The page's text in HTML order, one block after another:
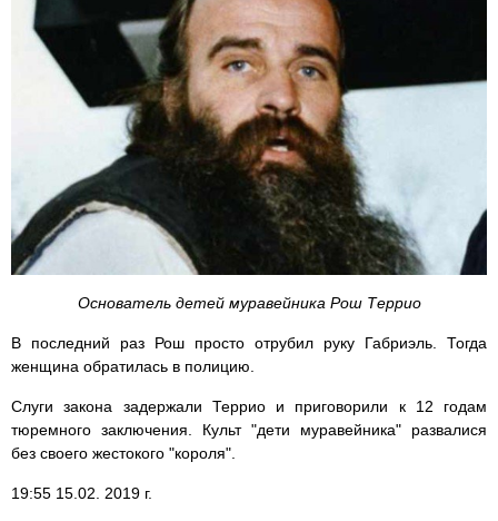
Основатель детей муравейника Рош Террио
В последний раз Рош просто отрубил руку Габриэль. Тогда
женщина обратилась в полицию.
Слуги закона задержали Террио и приговорили к 12 годам
тюремного заключения. Культ "дети муравейника" развалися
без своего жестокого "короля".
19:55 15.02. 2019 г.